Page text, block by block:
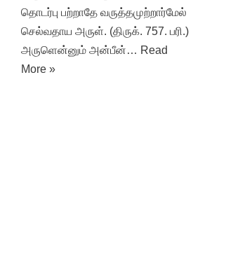
தொடர்பு பற்றாதே வருத்தமுற்றார்மேல்
செல்வதாய அருள். (திருக். 757. பரி.)
அருளென்னும் அன்பீன்… Read
More »